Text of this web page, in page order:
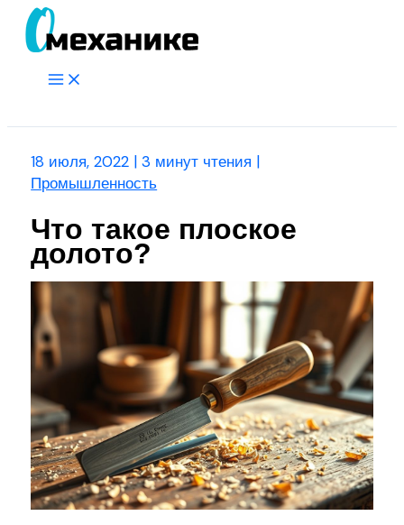
Перейти
Main
18 июля, 2022 |3 минут чтения |
Промышленность
Что такое плоское
долото?